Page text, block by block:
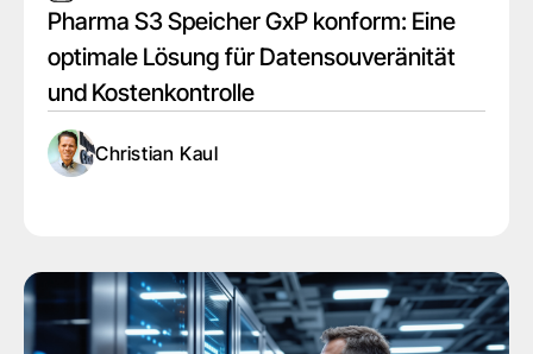
Pharma S3 Speicher GxP konform: Eine
optimale Lösung für Datensouveränität
und Kostenkontrolle
Christian Kaul